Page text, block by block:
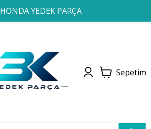
HONDA YEDEK PARÇA
1 2 3 4
Sepetim